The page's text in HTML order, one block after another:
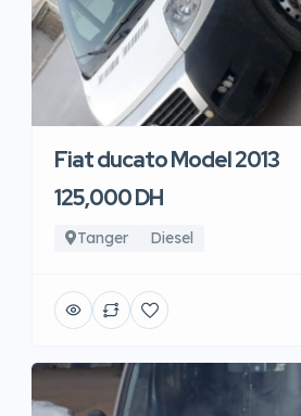
Fiat ducato Model 2013
125,000 DH
Tanger Diesel